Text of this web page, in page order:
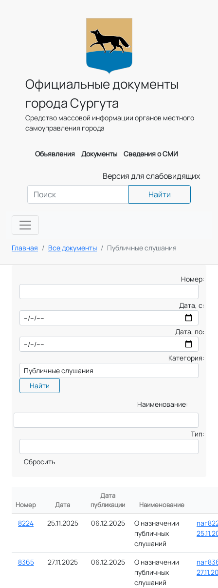
Официальные документы
города Сургута
Средство массовой информации органов местного
самоуправления города
Объявления Документы Сведения о СМИ
Версия для слабовидящих
Найти
Главная Все документы Публичные слушания
Номер:
Дата, с:
Дата, по:
Категория:
Найти
Наименование:
Тип:
Сбросить
Номер Дата
Дата
публикации
Наименование
8224 25.11.2025 06.12.2025
О назначении
публичных
слушаний
8365 27.11.2025 06.12.2025
О назначении
публичных
слушаний